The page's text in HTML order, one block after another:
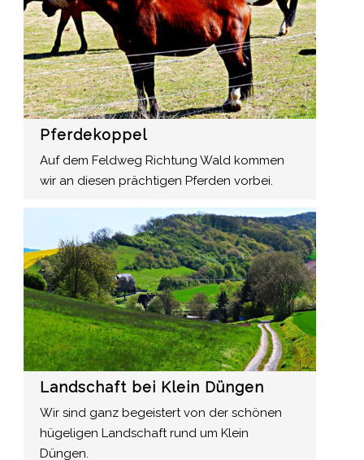
Pferdekoppel
Auf dem Feldweg Richtung Wald kommen
wir an diesen prächtigen Pferden vorbei.
Landschaft bei Klein Düngen
Wir sind ganz begeistert von der schönen
hügeligen Landschaft rund um Klein
Düngen.